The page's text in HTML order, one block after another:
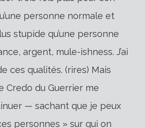
personne normale et
stupide qu’une personne
argent, mule-ishness. J’ai
ces qualités. (rires) Mais
Credo du Guerrier me
— sachant que je peux
personnes » sur qui on